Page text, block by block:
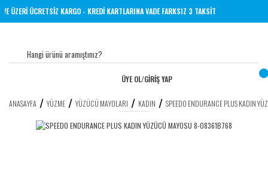
TL VE ÜZERİ ÜCRETSİZ KARGO - KREDİ KARTLARINA VADE FARKSIZ 3 TAKSİT
ÜYE OL/GİRİŞ YAP
ANASAYFA YÜZME YÜZÜCÜ MAYOLARI KADIN SPEEDO ENDURANCE PLUS KADIN